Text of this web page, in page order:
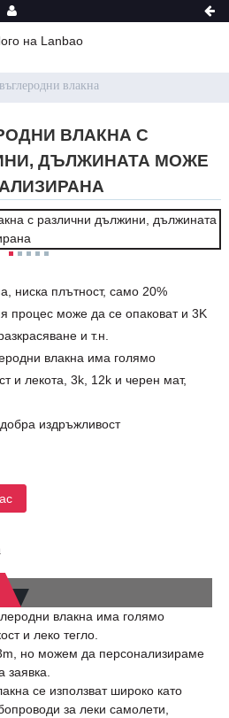
влакна
ВЛАКНА С
ДЪЛЖИНАТА МОЖЕ
ниска плътност, само 20%
процес може да се опаковат и 3K
и т.н.
влакна има голямо
и лекота, 3k, 12k и черен мат,
издръжливост
влакна има голямо
и леко тегло.
но можем да персонализираме
заявка.
се използват широко като
за леки самолети,